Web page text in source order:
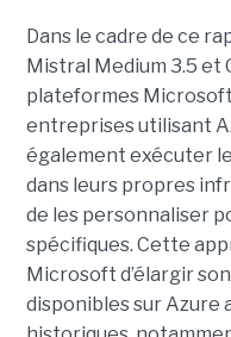
Dans le cadre de ce
Mistral Medium 3.5 et
plateformes
entreprises utilisant
également exécuter
dans leurs propres
de les personnaliser
spécifiques. Cette
Microsoft d’élargir
disponibles sur Azure